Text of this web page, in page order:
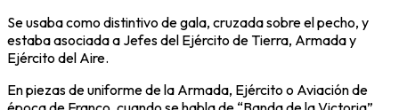
Se usaba como distintivo de gala, cruzada sobre el pecho, y
estaba asociada a Jefes del Ejército de Tierra, Armada y
Ejército del Aire.
En piezas de uniforme de la Armada, Ejército o Aviación de